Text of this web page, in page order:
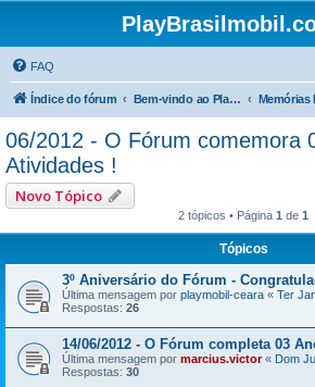
FAQ
Índice do fórum Bem-vindo ao PlayBrasilmobil !
06/2012 - O Fórum comemora
Atividades !
Novo Tópico
2 tópicos • Página 1 de 1
Tópicos
3º Aniversário do Fórum -
Última mensagem por playmobil-ceara « Ter
Respostas: 26
14/06/2012 - O Fórum completa 03
Última mensagem por marcius.victor« Dom
Respostas: 30